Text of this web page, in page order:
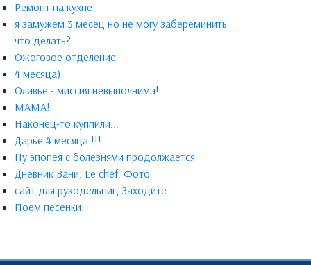
Ремонт на кухне
я замужем 3 месец но не могу забереминить
что делать?
Ожоговое отделение
4 месяца)
Оливье - миссия невыполнима!
МАМА!
Наконец-то куппили...
Дарье 4 месяца !!!
Ну эпопея с болезнями продолжается
Дневник Вани. Le chef. Фото
сайт для рукодельниц.Заходите.
Поем песенки